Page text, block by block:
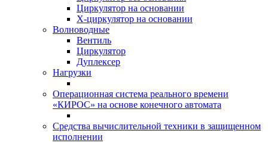
Циркулятор на основании
Х-циркулятор на основании
Волноводные
Вентиль
Циркулятор
Дуплексер
Нагрузки
Операционная система реального времени
«КИРОС» на основе конечного автомата
Средства вычислительной техники в защищенном
исполнении